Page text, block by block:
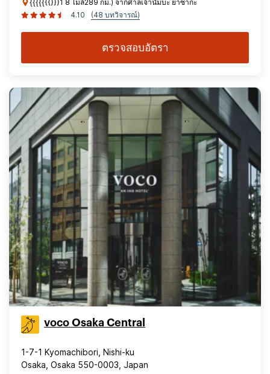
{{{{{{{}}}1 8 ไมล์289 กม.) จากศาลเจ้านัมบะ ยาซากะ
4.10
(48 บทวิจารณ์)
ตรวจสอบอัตรา
voco Osaka Central
1-7-1 Kyomachibori, Nishi-ku
Osaka, Osaka 550-0003, Japan